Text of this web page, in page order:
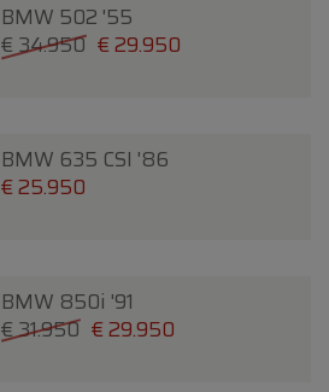
BMW 502 '55
€ 34.950 € 29.950
BMW 635 CSI '86
€ 25.950
BMW 850i '91
€ 31.950 € 29.950